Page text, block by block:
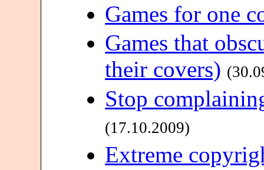
Games for one
Games that
their covers)
Stop
(17.10.2009)
Extreme